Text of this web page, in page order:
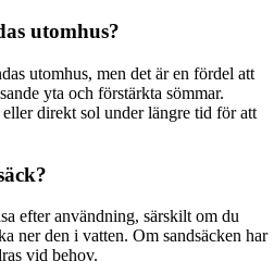
utomhus?
utomhus, men det är en fördel att
yta och förstärkta sömmar.
direkt sol under längre tid för att
efter användning, särskilt om du
ner den i vatten. Om sandsäcken har
vid behov.